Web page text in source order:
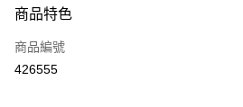
信用卡
AlipayHK
商品特色
商品編號
426555